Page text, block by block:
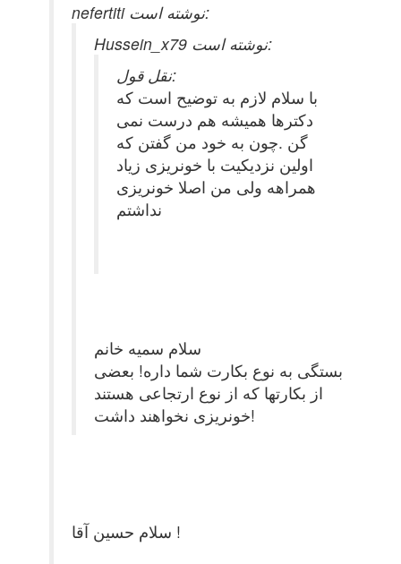
nefertiti نوشته است:
Hussein_x79 نوشته است:
نقل قول:
با سلام لازم به توضیح است که
دکترها همیشه هم درست نمی
گن .چون به خود من گفتن که
اولین نزدیکیت با خونریزی زیاد
همراهه ولی من اصلا خونریزی
نداشتم
سلام سمیه خانم
بستگی به نوع بکارت شما داره! بعضی
از بکارتها که از نوع ارتجاعی هستند
خونریزی نخواهند داشت!
سلام حسین آقا !